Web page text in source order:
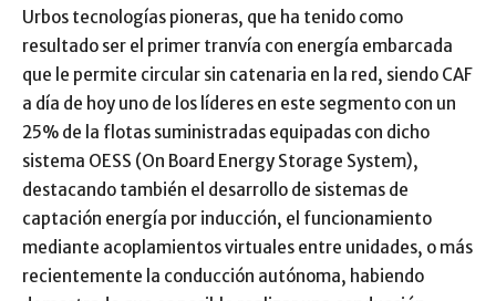
Urbos tecnologías pioneras, que ha tenido como
resultado ser el primer tranvía con energía embarcada
que le permite circular sin catenaria en la red, siendo CAF
a día de hoy uno de los líderes en este segmento con un
25% de la flotas suministradas equipadas con dicho
sistema OESS (On Board Energy Storage System),
destacando también el desarrollo de sistemas de
captación energía por inducción, el funcionamiento
mediante acoplamientos virtuales entre unidades, o más
recientemente la conducción autónoma, habiendo